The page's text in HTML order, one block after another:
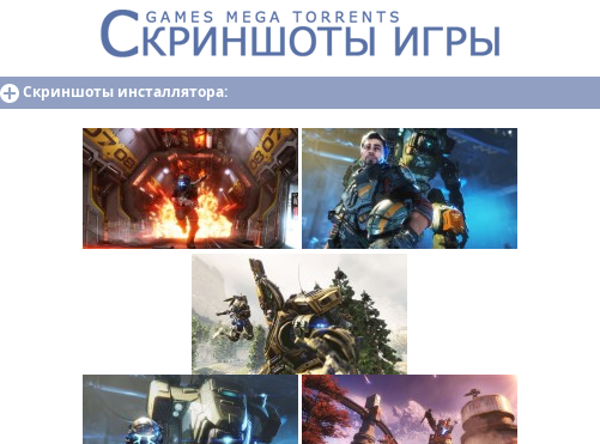
Скриншоты инсталлятора: